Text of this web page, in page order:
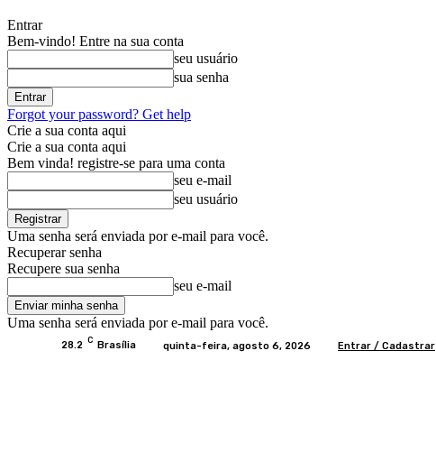
Entrar
Bem-vindo! Entre na sua conta
seu usuário
sua senha
Forgot your password? Get help
Crie a sua conta aqui
Crie a sua conta aqui
Bem vinda! registre-se para uma conta
seu e-mail
seu usuário
Uma senha será enviada por e-mail para você.
Recuperar senha
Recupere sua senha
seu e-mail
Uma senha será enviada por e-mail para você.
28.2 C Brasília quinta-feira, agosto 6, 2026 Entrar / Cadastrar